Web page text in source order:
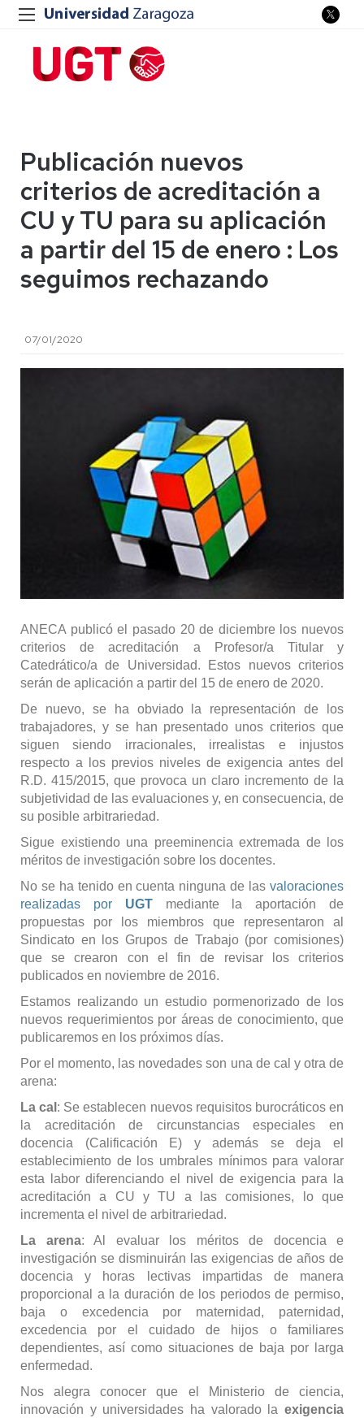
Publicación nuevos
criterios de acreditación a
CU y TU para su aplicación
a partir del 15 de enero : Los
seguimos rechazando
07/01/2020
ANECA publicó el pasado 20 de diciembre los nuevos
criterios de acreditación a Profesor/a Titular y
Catedrático/a de Universidad. Estos nuevos criterios
serán de aplicación a partir del 15 de enero de 2020.
De nuevo, se ha obviado la representación de los
trabajadores, y se han presentado unos criterios que
siguen siendo irracionales, irrealistas e injustos
respecto a los previos niveles de exigencia antes del
R.D. 415/2015, que provoca un claro incremento de la
subjetividad de las evaluaciones y, en consecuencia, de
su posible arbitrariedad.
Sigue existiendo una preeminencia extremada de los
méritos de investigación sobre los docentes.
No se ha tenido en cuenta ninguna de las valoraciones
realizadas por UGT
mediante la aportación de
propuestas por los miembros que representaron al
Sindicato en los Grupos de Trabajo (por comisiones)
que se crearon con el fin de revisar los criterios
publicados en noviembre de 2016.
Estamos realizando un estudio pormenorizado de los
nuevos requerimientos por áreas de conocimiento, que
publicaremos en los próximos días.
Por el momento, las novedades son una de cal y otra de
arena:
La cal : Se establecen nuevos requisitos burocráticos en
la acreditación de circunstancias especiales en
docencia (Calificación E) y además se deja el
establecimiento de los umbrales mínimos para valorar
esta labor diferenciando el nivel de exigencia para la
acreditación a CU y TU a las comisiones, lo que
incrementa el nivel de arbitrariedad.
La arena: Al evaluar los méritos de docencia e
investigación se disminuirán las exigencias de años de
docencia y horas lectivas impartidas de manera
proporcional a la duración de los periodos de permiso,
baja o excedencia por maternidad, paternidad,
excedencia por el cuidado de hijos o familiares
dependientes, así como situaciones de baja por larga
enfermedad.
Nos alegra conocer que el Ministerio de ciencia,
innovación y universidades ha valorado la exigencia